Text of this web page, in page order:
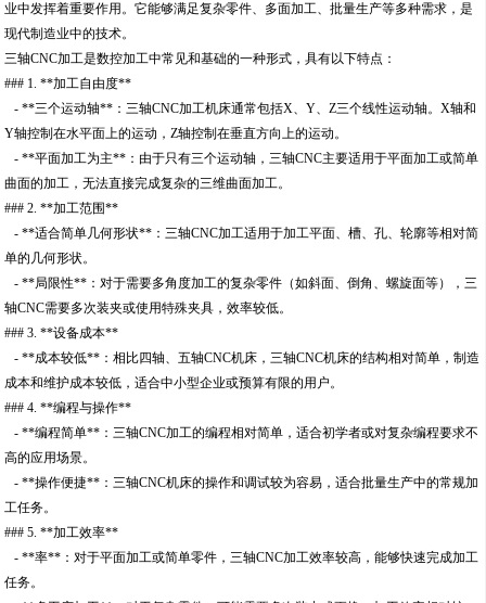
业中发挥着重要作用。它能够满足复杂零件、多面加工、批量生产等多种需求，是
现代制造业中的技术。
三轴CNC加工是数控加工中常见和基础的一种形式，具有以下特点：
### 1. **加工自由度**
- **三个运动轴**：三轴CNC加工机床通常包括X、Y、Z三个线性运动轴。X轴和
Y轴控制在水平面上的运动，Z轴控制在垂直方向上的运动。
- **平面加工为主**：由于只有三个运动轴，三轴CNC主要适用于平面加工或简单
曲面的加工，无法直接完成复杂的三维曲面加工。
### 2. **加工范围**
- **适合简单几何形状**：三轴CNC加工适用于加工平面、槽、孔、轮廓等相对简
单的几何形状。
- **局限性**：对于需要多角度加工的复杂零件（如斜面、倒角、螺旋面等），三
轴CNC需要多次装夹或使用特殊夹具，效率较低。
### 3. **设备成本**
- **成本较低**：相比四轴、五轴CNC机床，三轴CNC机床的结构相对简单，制造
成本和维护成本较低，适合中小型企业或预算有限的用户。
### 4. **编程与操作**
- **编程简单**：三轴CNC加工的编程相对简单，适合初学者或对复杂编程要求不
高的应用场景。
- **操作便捷**：三轴CNC机床的操作和调试较为容易，适合批量生产中的常规加
工任务。
### 5. **加工效率**
- **率**：对于平面加工或简单零件，三轴CNC加工效率较高，能够快速完成加工
任务。